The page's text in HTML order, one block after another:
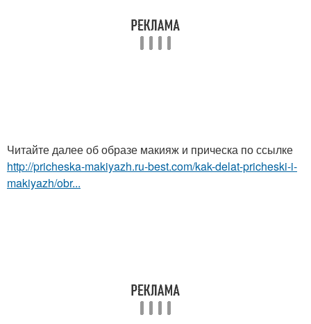
Читайте далее об образе макияж и прическа по ссылке
http://pricheska-makiyazh.ru-best.com/kak-delat-pricheski-i-
makiyazh/obr...